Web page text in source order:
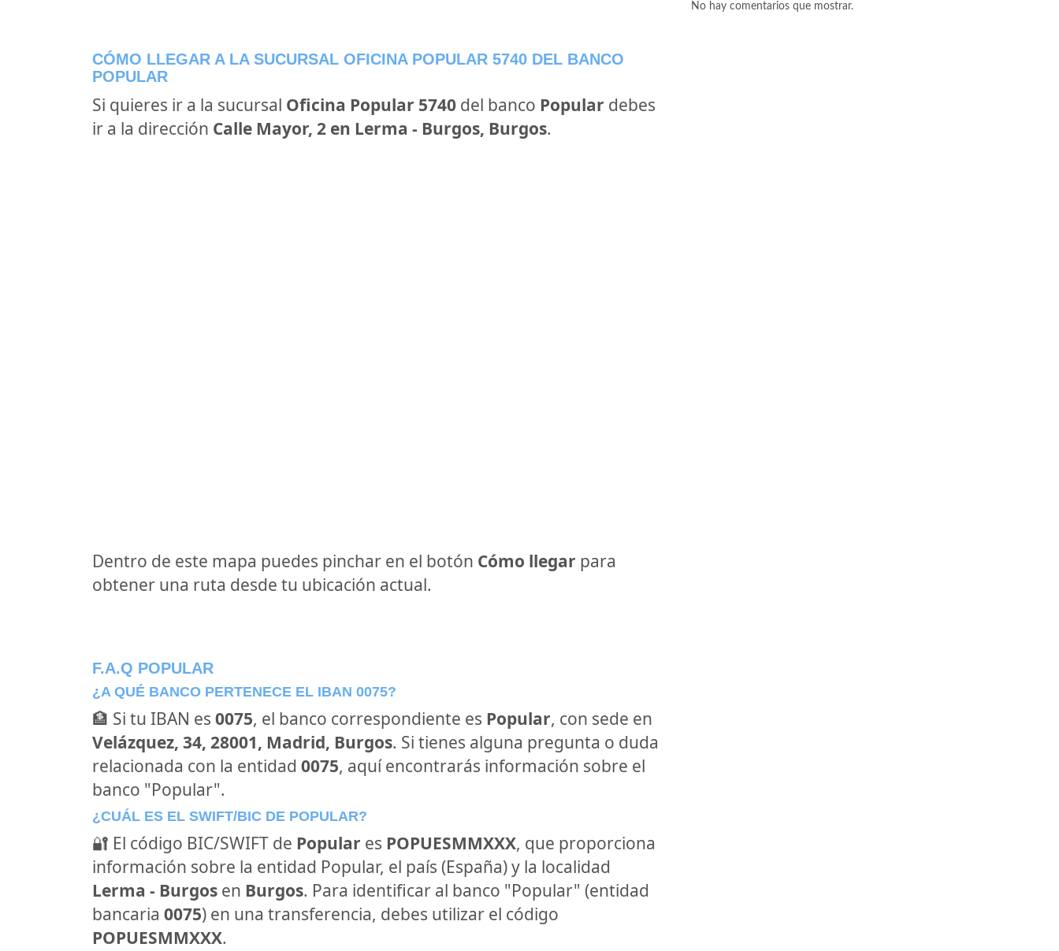
CÓMO LLEGAR A LA SUCURSAL OFICINA POPULAR 5740 DEL BANCO
POPULAR
Si quieres ir a la sucursal Oficina Popular 5740 del banco Popular debes
ir a la dirección Calle Mayor, 2 en Lerma - Burgos, Burgos.
Dentro de este mapa puedes pinchar en el botón Cómo llegar para
obtener una ruta desde tu ubicación actual.
F.A.Q POPULAR
¿A QUÉ BANCO PERTENECE EL IBAN 0075?
🏦 Si tu IBAN es 0075, el banco correspondiente es Popular, con sede en
Velázquez, 34, 28001, Madrid, Burgos. Si tienes alguna pregunta o duda
relacionada con la entidad 0075, aquí encontrarás información sobre el
banco "Popular".
¿CUÁL ES EL SWIFT/BIC DE POPULAR?
🔐 El código BIC/SWIFT de Popular es POPUESMMXXX, que proporciona
información sobre la entidad Popular, el país (España) y la localidad
Lerma - Burgos en Burgos. Para identificar al banco "Popular" (entidad
bancaria 0075) en una transferencia, debes utilizar el código
POPUESMMXXX.
No hay comentarios que mostrar.